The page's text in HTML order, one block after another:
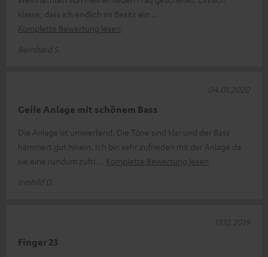
klasse, dass ich endlich im Besitz ein
Komplette Bewertung lesen
Bernhard S.
Geile Anlage mit schönem Bass
Die Anlage ist umwerfend. Die Töne sind klar und der Bass
hämmert gut hinein. Ich bin sehr zufrieden mit der Anlage da
sie eine rundum zufri
Komplette Bewertung lesen
Irmhild D.
04.01.2020
Finger 23
13.12.2019